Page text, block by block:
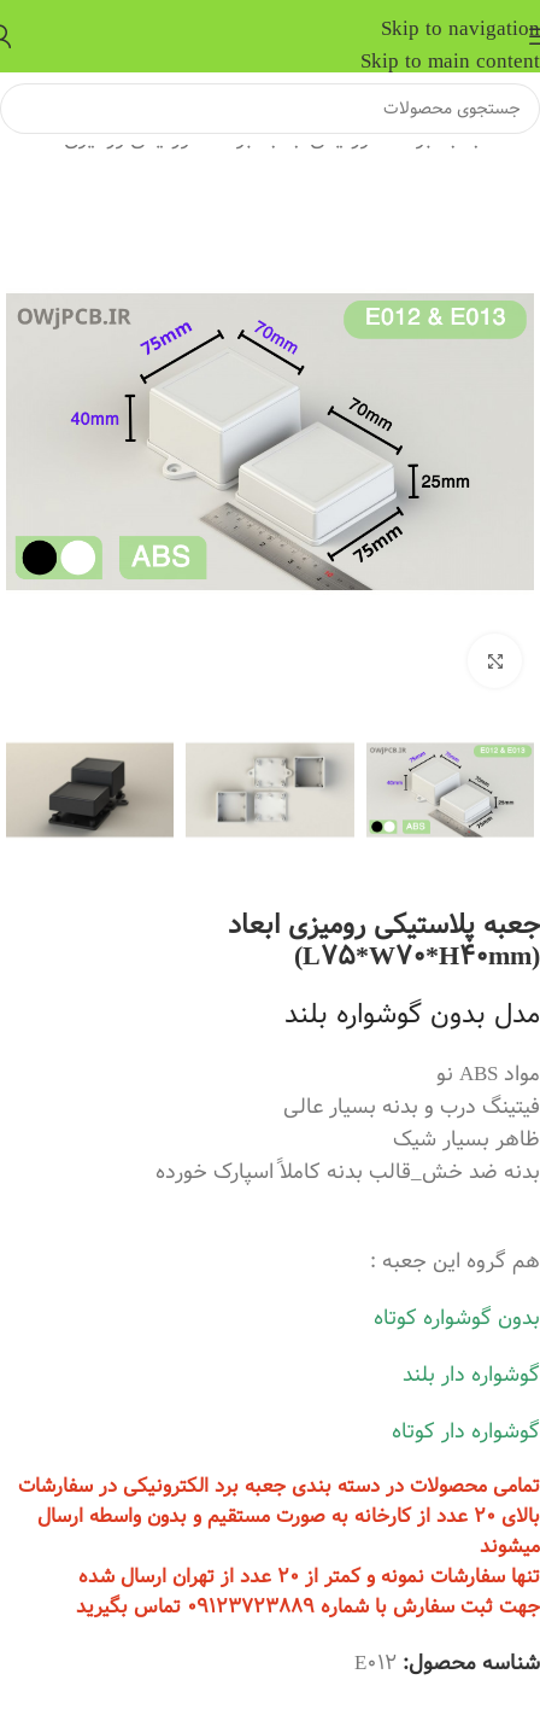
Skip to navigation
Skip to main content
خانه/جعبه برد الکترونیکی/جعبه برد الکترونیکی رومیزی
جعبه پلاستیکی رومیزی ابعاد
(L75*W70*H40mm)
مدل بدون گوشواره بلند
مواد ABS نو
فیتینگ درب و بدنه بسیار عالی
ظاهر بسیار شیک
بدنه ضد خش_قالب بدنه کاملاً اسپارک خورده
هم گروه این جعبه :
بدون گوشواره کوتاه
گوشواره دار بلند
گوشواره دار کوتاه
تمامی محصولات در دسته بندی جعبه برد الکترونیکی در سفارشات
بالای 20 عدد از کارخانه به صورت مستقیم و بدون واسطه ارسال
میشوند
تنها سفارشات نمونه و کمتر از 20 عدد از تهران ارسال شده
جهت ثبت سفارش با شماره 09123723889 تماس بگیرید
شناسه محصول: E012